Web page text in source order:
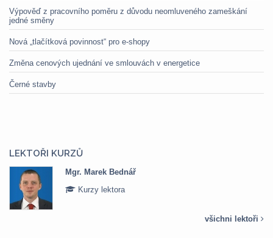
Výpověď z pracovního poměru z důvodu neomluveného zameškání
jedné směny
Nová „tlačítková povinnost“ pro e-shopy
Změna cenových ujednání ve smlouvách v energetice
Černé stavby
LEKTOŘI KURZŮ
Mgr. Marek Bednář
Kurzy lektora
všichni lektoři